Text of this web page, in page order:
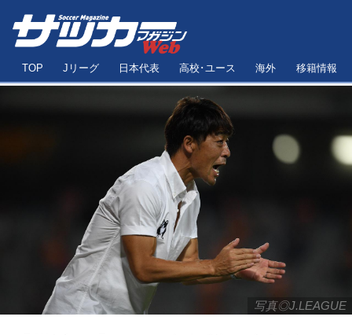
TOP Jリーグ 日本代表 高校･ユース 海外 移籍情報
写真◎J.LEAGUE